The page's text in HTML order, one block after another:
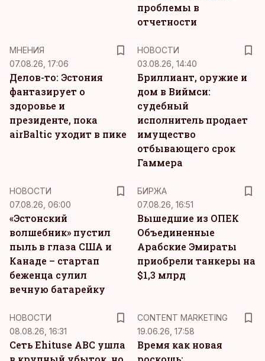
проблемы в
отчетности
MНЕНИЯ
07.08.26, 17:06
Делов-то: Эстония
фантазирует о
здоровье и
президенте, пока
airBaltic уходит в пике
НОВОСТИ
03.08.26, 14:40
Бриллиант, оружие и
дом в Виймси:
судебный
исполнитель продает
имущество
отбывающего срок
Гаммера
НОВОСТИ
07.08.26, 06:00
«Эстонский
волшебник» пустил
пыль в глаза США и
Канаде – стартап
беженца сулил
вечную батарейку
БИРЖА
07.08.26, 16:51
Вышедшие из ОПЕК
Объединенные
Арабские Эмираты
приобрели танкеры на
$1,3 млрд
НОВОСТИ
08.08.26, 16:31
Сеть Ehituse ABC ушла
CONTENT MARKETING
19.06.26, 17:58
Время как новая